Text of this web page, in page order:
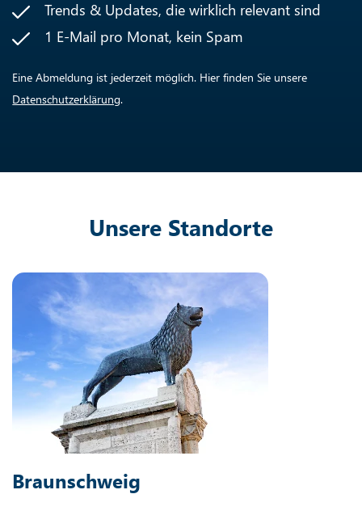
Trends & Updates, die wirklich relevant sind
1 E-Mail pro Monat, kein Spam
Eine Abmeldung ist jederzeit möglich. Hier finden Sie unsere
Datenschutzerklärung.
Unsere Standorte
Braunschweig